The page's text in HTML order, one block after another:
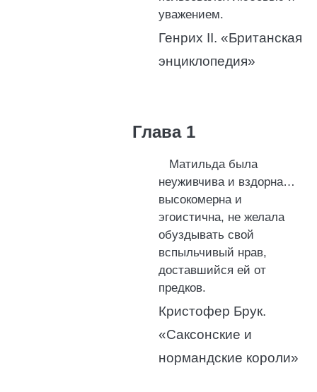
уважением.
Генрих II. «Британская
энциклопедия»
Глава 1
Матильда была
неуживчива и вздорна…
высокомерна и
эгоистична, не желала
обуздывать свой
вспыльчивый нрав,
доставшийся ей от
предков.
Кристофер Брук.
«Саксонские и
нормандские короли»